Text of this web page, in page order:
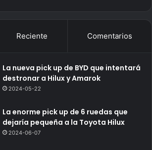
Reciente Comentarios
La nueva pick up de BYD que intentará
destronar a Hilux y Amarok
2024-05-22
La enorme pick up de 6 ruedas que
dejaría pequeña a la Toyota Hilux
2024-06-07